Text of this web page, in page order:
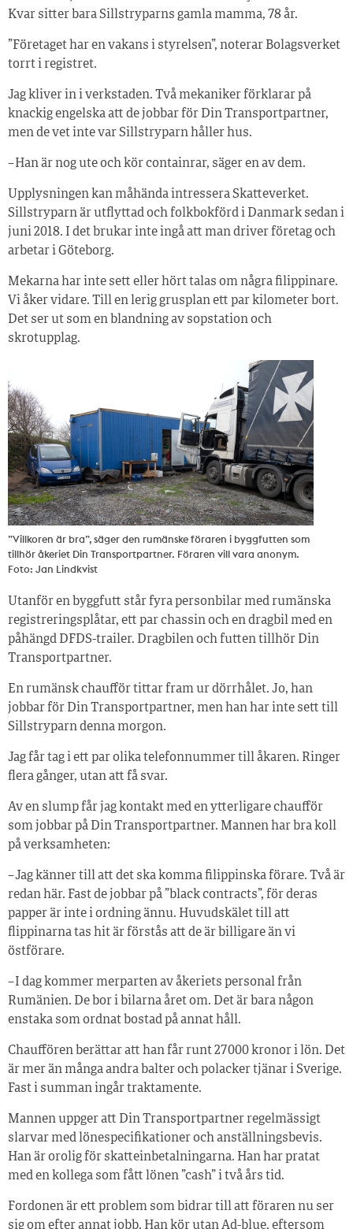
Kvar sitter bara Sillstryparns gamla mamma, 78 år.
”Företaget har en vakans i styrelsen”, noterar Bolagsverket
torrt i registret.
Jag kliver in i verkstaden. Två mekaniker förklarar på
knackig engelska att de jobbar för Din Transportpartner,
men de vet inte var Sillstryparn håller hus.
– Han är nog ute och kör containrar, säger en av dem.
Upplysningen kan måhända intressera Skatteverket.
Sillstryparn är utflyttad och folkbokförd i Danmark sedan i
juni 2018. I det brukar inte ingå att man driver företag och
arbetar i Göteborg.
Mekarna har inte sett eller hört talas om några filippinare.
Vi åker vidare. Till en lerig grusplan ett par kilometer bort.
Det ser ut som en blandning av sopstation och
skrotupplag.
”Villkoren är bra”, säger den rumänske föraren i byggfutten som
tillhör åkeriet Din Transportpartner. Föraren vill vara anonym.
Foto: Jan Lindkvist
Utanför en byggfutt står fyra personbilar med rumänska
registreringsplåtar, ett par chassin och en dragbil med en
påhängd DFDS-trailer. Dragbilen och futten tillhör Din
Transportpartner.
En rumänsk chaufför tittar fram ur dörrhålet. Jo, han
jobbar för Din Transportpartner, men han har inte sett till
Sillstryparn denna morgon.
Jag får tag i ett par olika telefonnummer till åkaren. Ringer
flera gånger, utan att få svar.
Av en slump får jag kontakt med en ytterligare chaufför
som jobbar på Din Transportpartner. Mannen har bra koll
på verksamheten:
– Jag känner till att det ska komma filippinska förare. Två är
redan här. Fast de jobbar på ”black contracts”, för deras
papper är inte i ordning ännu. Huvudskälet till att
flippinarna tas hit är förstås att de är billigare än vi
östförare.
– I dag kommer merparten av åkeriets personal från
Rumänien. De bor i bilarna året om. Det är bara någon
enstaka som ordnat bostad på annat håll.
Chauffören berättar att han får runt 27 000 kronor i lön. Det
är mer än många andra balter och polacker tjänar i Sverige.
Fast i summan ingår traktamente.
Mannen uppger att Din Transportpartner regelmässigt
slarvar med lönespecifikationer och anställningsbevis.
Han är orolig för skatteinbetalningarna. Han har pratat
med en kollega som fått lönen ”cash” i två års tid.
Fordonen är ett problem som bidrar till att föraren nu ser
sig om efter annat jobb. Han kör utan Ad-blue, eftersom